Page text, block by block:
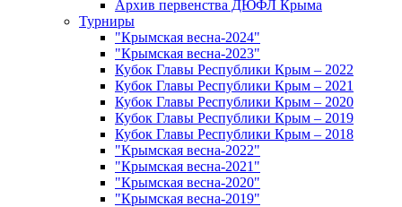
Архив первенства ДЮФЛ Крыма
Турниры
"Крымская весна-2024"
"Крымская весна-2023"
Кубок Главы Республики Крым – 2022
Кубок Главы Республики Крым – 2021
Кубок Главы Республики Крым – 2020
Кубок Главы Республики Крым – 2019
Кубок Главы Республики Крым – 2018
"Крымская весна-2022"
"Крымская весна-2021"
"Крымская весна-2020"
"Крымская весна-2019"